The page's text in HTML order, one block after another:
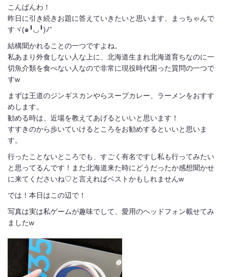
こんばんわ！
昨日に引き続きお題に答えていきたいと思います、まっちゃんで
すヾ(๑╹◡╹)ﾉ”
結構聞かれることの一つですよね。
私あまり外食しない人な上に、北海道生まれ北海道育ちなのに一
切魚介類を食べない人なので非常に現役時代困った質問の一つで
すw
まずは王道のジンギスカンやらスープカレー、ラーメンをおすす
めします。
勧める時は、近場を教えてあげるといいと思います！
すすきのから歩いていけるところをお勧めするといいと思いま
す。
行ったことないところでも、すごく有名ですし私も行ってみたい
と思ってるんです！また北海道来た時にどうだったか感想聞かせ
に来てくださいね♡と言えればベストかもしれませんw
では！本日はこの辺で！
写真は実は私ゲームが趣味でして、愛用のヘッドフォン載せてみ
ましたw